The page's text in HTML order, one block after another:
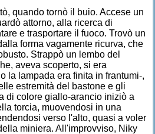
quando tornò il buio. Accese un
attorno, alla ricerca di
e trasportare il fuoco. Trovò un
forma vagamente ricurva, che
Strappò un lembo del
aveva scoperto, si era
la lampada era finita in frantumi-,
estremità del bastone e gli
di colore giallo-arancio iniziò a
torcia, muovendosi in una
verso l'alto, quasi a voler
miniera. All'improvviso, Niky